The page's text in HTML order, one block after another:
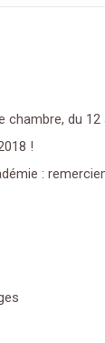
chambre, du 12
!
: